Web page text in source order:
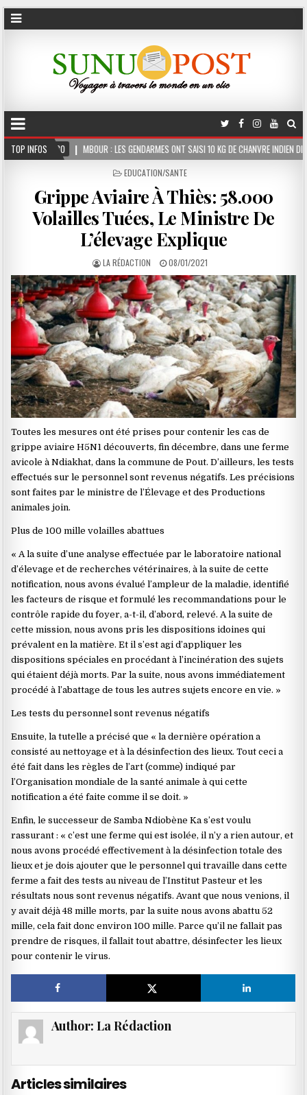
TOP INFOS
: LES GENDARMES ONT SAISI 10 KG DE CHANVRE INDIEN DISSIMULÉS DANS LE
POSTED
EDUCATION/SANTE
Grippe Aviaire À Thiès: 58.000
Volailles Tuées, Le Ministre De
L’élevage Explique
LA RÉDACTION 08/01/2021
Toutes les mesures ont été prises pour contenir les cas de
grippe aviaire H5N1 découverts, fin décembre, dans une ferme
avicole à Ndiakhat, dans la commune de Pout. D’ailleurs, les tests
effectués sur le personnel sont revenus négatifs. Les précisions
sont faites par le ministre de l’Élevage et des Productions
animales join.
Plus de 100 mille volailles abattues
« A la suite d’une analyse effectuée par le laboratoire national
d’élevage et de recherches vétérinaires, à la suite de cette
notification, nous avons évalué l’ampleur de la maladie, identifié
les facteurs de risque et formulé les recommandations pour le
contrôle rapide du foyer, a-t-il, d’abord, relevé. A la suite de
cette mission, nous avons pris les dispositions idoines qui
prévalent en la matière. Et il s’est agi d’appliquer les
dispositions spéciales en procédant à l’incinération des sujets
qui étaient déjà morts. Par la suite, nous avons immédiatement
procédé à l’abattage de tous les autres sujets encore en vie. »
Les tests du personnel sont revenus négatifs
Ensuite, la tutelle a précisé que « la dernière opération a
consisté au nettoyage et à la désinfection des lieux. Tout ceci a
été fait dans les règles de l’art (comme) indiqué par
l’Organisation mondiale de la santé animale à qui cette
notification a été faite comme il se doit. »
Enfin, le successeur de Samba Ndiobène Ka s’est voulu
rassurant : « c’est une ferme qui est isolée, il n’y a rien autour, et
nous avons procédé effectivement à la désinfection totale des
lieux et je dois ajouter que le personnel qui travaille dans cette
ferme a fait des tests au niveau de l’Institut Pasteur et les
résultats nous sont revenus négatifs. Avant que nous venions, il
y avait déjà 48 mille morts, par la suite nous avons abattu 52
mille, cela fait donc environ 100 mille. Parce qu’il ne fallait pas
prendre de risques, il fallait tout abattre, désinfecter les lieux
pour contenir le virus.
Author: La Rédaction
Articles similaires